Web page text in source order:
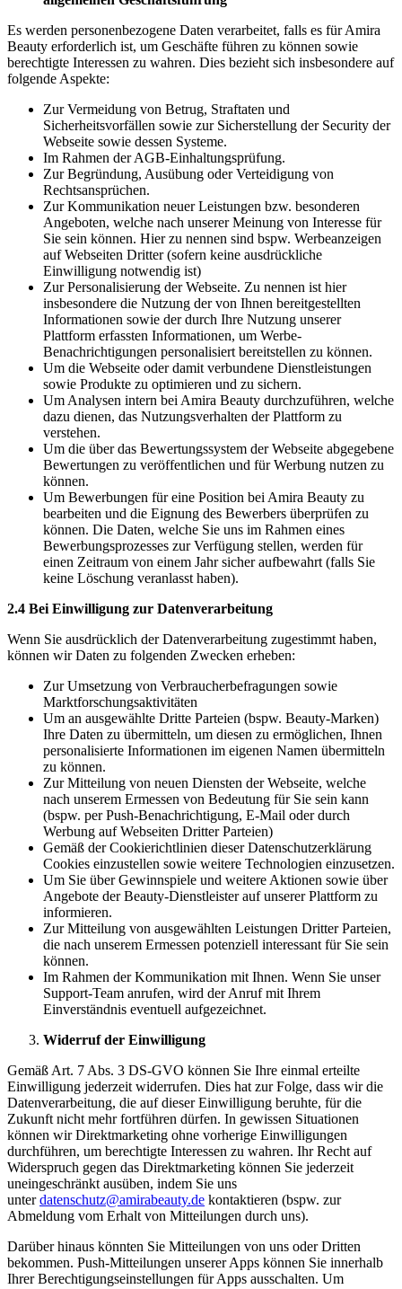
Es werden personenbezogene Daten verarbeitet, falls es für Amira
Beauty erforderlich ist, um Geschäfte führen zu können sowie
berechtigte Interessen zu wahren. Dies bezieht sich insbesondere auf
folgende Aspekte:
Zur Vermeidung von Betrug, Straftaten und
Sicherheitsvorfällen sowie zur Sicherstellung der Security der
Webseite sowie dessen Systeme.
Im Rahmen der AGB-Einhaltungsprüfung.
Zur Begründung, Ausübung oder Verteidigung von
Rechtsansprüchen.
Zur Kommunikation neuer Leistungen bzw. besonderen
Angeboten, welche nach unserer Meinung von Interesse für
Sie sein können. Hier zu nennen sind bspw. Werbeanzeigen
auf Webseiten Dritter (sofern keine ausdrückliche
Einwilligung notwendig ist)
Zur Personalisierung der Webseite. Zu nennen ist hier
insbesondere die Nutzung der von Ihnen bereitgestellten
Informationen sowie der durch Ihre Nutzung unserer
Plattform erfassten Informationen, um Werbe-
Benachrichtigungen personalisiert bereitstellen zu können.
Um die Webseite oder damit verbundene Dienstleistungen
sowie Produkte zu optimieren und zu sichern.
Um Analysen intern bei Amira Beauty durchzuführen, welche
dazu dienen, das Nutzungsverhalten der Plattform zu
verstehen.
Um die über das Bewertungssystem der Webseite abgegebene
Bewertungen zu veröffentlichen und für Werbung nutzen zu
können.
Um Bewerbungen für eine Position bei Amira Beauty zu
bearbeiten und die Eignung des Bewerbers überprüfen zu
können. Die Daten, welche Sie uns im Rahmen eines
Bewerbungsprozesses zur Verfügung stellen, werden für
einen Zeitraum von einem Jahr sicher aufbewahrt (falls Sie
keine Löschung veranlasst haben).
2.4 Bei Einwilligung zur Datenverarbeitung
Wenn Sie ausdrücklich der Datenverarbeitung zugestimmt haben,
können wir Daten zu folgenden Zwecken erheben:
Zur Umsetzung von Verbraucherbefragungen sowie
Marktforschungsaktivitäten
Um an ausgewählte Dritte Parteien (bspw. Beauty-Marken)
Ihre Daten zu übermitteln, um diesen zu ermöglichen, Ihnen
personalisierte Informationen im eigenen Namen übermitteln
zu können.
Zur Mitteilung von neuen Diensten der Webseite, welche
nach unserem Ermessen von Bedeutung für Sie sein kann
(bspw. per Push-Benachrichtigung, E-Mail oder durch
Werbung auf Webseiten Dritter Parteien)
Gemäß der Cookierichtlinien dieser Datenschutzerklärung
Cookies einzustellen sowie weitere Technologien einzusetzen.
Um Sie über Gewinnspiele und weitere Aktionen sowie über
Angebote der Beauty-Dienstleister auf unserer Plattform zu
informieren.
Zur Mitteilung von ausgewählten Leistungen Dritter Parteien,
die nach unserem Ermessen potenziell interessant für Sie sein
können.
Im Rahmen der Kommunikation mit Ihnen. Wenn Sie unser
Support-Team anrufen, wird der Anruf mit Ihrem
Einverständnis eventuell aufgezeichnet.
Widerruf der Einwilligung
Gemäß Art. 7 Abs. 3 DS-GVO können Sie Ihre einmal erteilte
Einwilligung jederzeit widerrufen. Dies hat zur Folge, dass wir die
Datenverarbeitung, die auf dieser Einwilligung beruhte, für die
Zukunft nicht mehr fortführen dürfen. In gewissen Situationen
können wir Direktmarketing ohne vorherige Einwilligungen
durchführen, um berechtigte Interessen zu wahren. Ihr Recht auf
Widerspruch gegen das Direktmarketing können Sie jederzeit
uneingeschränkt ausüben, indem Sie uns
unterdatenschutz@amirabeauty.de kontaktieren (bspw. zur
Abmeldung vom Erhalt von Mitteilungen durch uns).
Darüber hinaus könnten Sie Mitteilungen von uns oder Dritten
bekommen. Push-Mitteilungen unserer Apps können Sie innerhalb
Ihrer Berechtigungseinstellungen für Apps ausschalten. Um